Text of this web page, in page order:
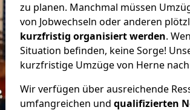
zu planen. Manchmal müssen
von Jobwechseln oder anderen
kurzfristig organisiert werden.
Situation befinden, keine Sorge!
kurzfristige Umzüge von Herne
Wir verfügen über ausreichende
umfangreichen und qualifizierten